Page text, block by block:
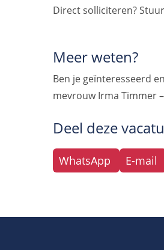
Direct solliciteren?
Meer weten?
Ben je geïnteresseerd
mevrouw Irma Timmer
Deel deze
WhatsApp E-mail